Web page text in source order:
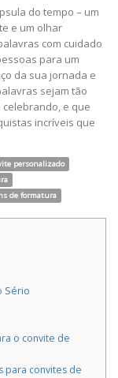
do tempo – um
e um olhar
com cuidado
para um
da sua jornada e
sejam tão
e que
incríveis que
personalizado
de formatura
Sério
o convite de
para convites de